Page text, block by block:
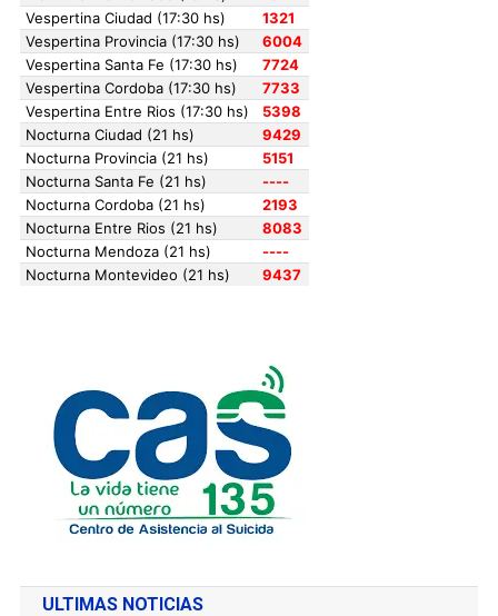
ULTIMAS NOTICIAS